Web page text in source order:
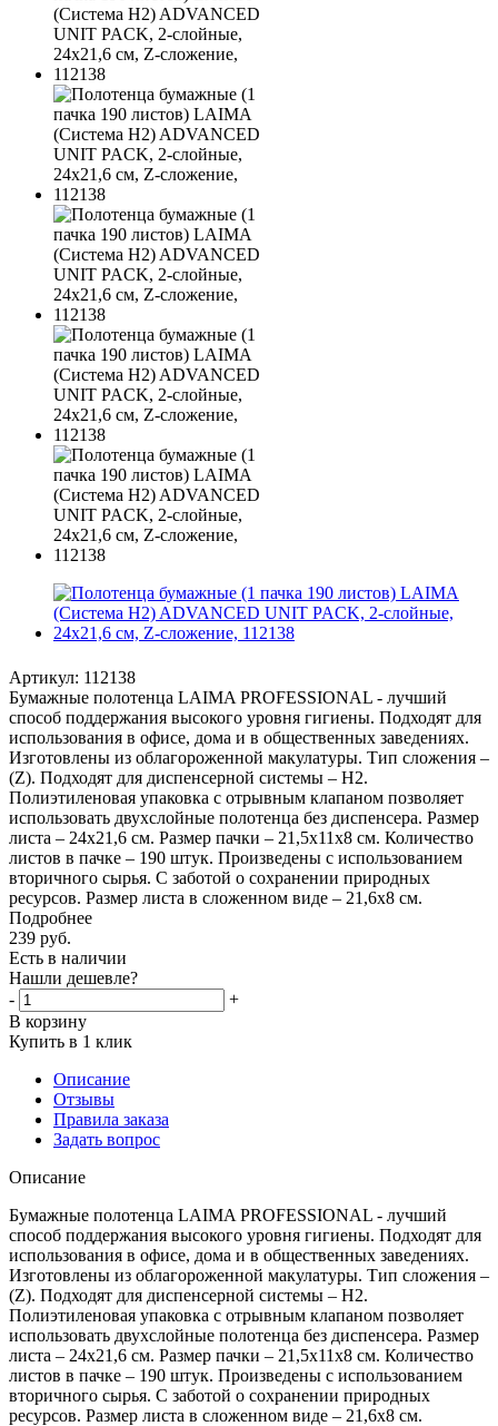
Артикул: 112138
Бумажные полотенца LAIMA PROFESSIONAL - лучший
способ поддержания высокого уровня гигиены. Подходят для
использования в офисе, дома и в общественных заведениях.
Изготовлены из облагороженной макулатуры. Тип сложения –
(Z). Подходят для диспенсерной системы – H2.
Полиэтиленовая упаковка с отрывным клапаном позволяет
использовать двухслойные полотенца без диспенсера. Размер
листа – 24х21,6 см. Размер пачки – 21,5х11х8 см. Количество
листов в пачке – 190 штук. Произведены с использованием
вторичного сырья. С заботой о сохранении природных
ресурсов. Размер листа в сложенном виде – 21,6х8 см.
Подробнее
239 руб.
Есть в наличии
Нашли дешевле?
-
+
В корзину
Купить в 1 клик
Описание
Отзывы
Правила заказа
Задать вопрос
Описание
Бумажные полотенца LAIMA PROFESSIONAL - лучший
способ поддержания высокого уровня гигиены. Подходят для
использования в офисе, дома и в общественных заведениях.
Изготовлены из облагороженной макулатуры. Тип сложения –
(Z). Подходят для диспенсерной системы – H2.
Полиэтиленовая упаковка с отрывным клапаном позволяет
использовать двухслойные полотенца без диспенсера. Размер
листа – 24х21,6 см. Размер пачки – 21,5х11х8 см. Количество
листов в пачке – 190 штук. Произведены с использованием
вторичного сырья. С заботой о сохранении природных
ресурсов. Размер листа в сложенном виде – 21,6х8 см.